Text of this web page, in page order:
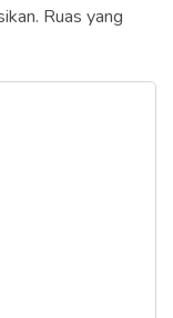
Ruas yang